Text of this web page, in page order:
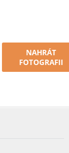
NAHRÁT
FOTOGRAFII